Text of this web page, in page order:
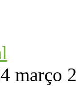
março